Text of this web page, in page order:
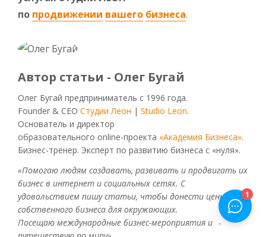
по продвижении вашего бизнеса.
Автор статьи - Олег Бугай
Олег Бугай предприниматель с 1996 года.
Founder & CEO Студии Леон | Studio Leon.
Основатель и директор
образовательного online-проекта «Академия Бизнеса».
Бизнес-тренер. Эксперт по развитию бизнеса с «нуля».
«Помогаю людям создавать, развивать и продвигать их
бизнес в интернет и социальных сетях. С
удовольствием пишу статьи, чтобы донести ценность
собственного бизнеса для окружающих.
Посещаю международные бизнес-мероприятия и